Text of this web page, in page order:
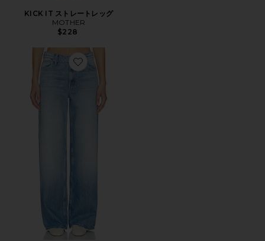
KICK IT ストレートレッグ
MOTHER
$228
Favorite RERUN ワイドレッグ